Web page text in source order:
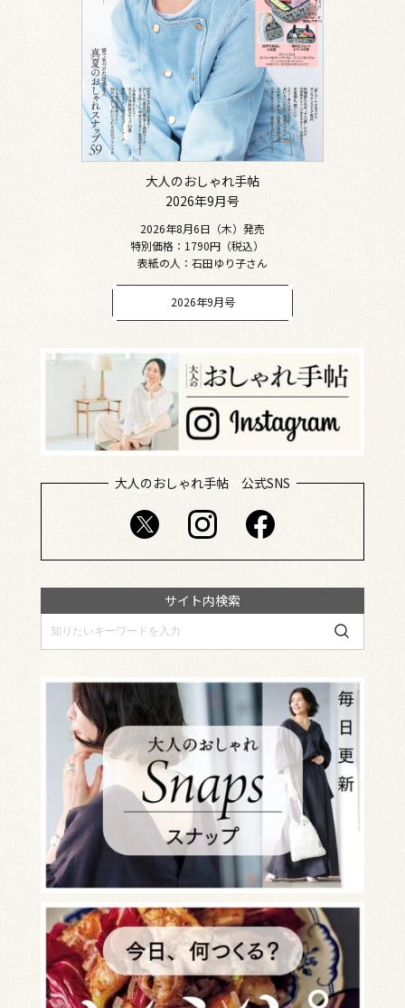
大人のおしゃれ手帖
2026年9月号
2026年8月6日（木）発売
特別価格：1790円（税込）
表紙の人：石田ゆり子さん
2026年9月号
大人のおしゃれ手帖 公式SNS
サイト内検索